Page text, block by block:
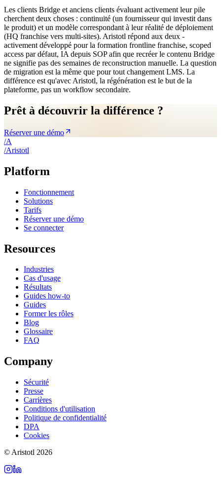
Les clients Bridge et anciens clients évaluant activement leur pile
cherchent deux choses : continuité (un fournisseur qui investit dans
le produit) et un modèle correspondant à leur réalité de déploiement
(HQ franchise vers multi-sites). Aristotl répond aux deux -
activement développé pour la formation frontline franchise, scoped
access par défaut, IA depuis SOP afin que recréer le contenu Bridge
ne signifie pas des semaines de reconstruction manuelle. La question
de migration est la même que pour tout changement LMS. La
différence est qu'avec Aristotl, la régénération est le but de la
plateforme, pas un workflow secondaire.
Prêt à découvrir la différence ?
Réserver une démo
/A
/Aristotl
Platform
Fonctionnement
Solutions
Tarifs
Réserver une démo
Se connecter
Resources
Industries
Cas d'usage
Résultats
Guides how-to
Guides
Former les rôles
Blog
Glossaire
FAQ
Company
Sécurité
Presse
Carrières
Conditions d'utilisation
Politique de confidentialité
DPA
Cookies
© Aristotl 2026